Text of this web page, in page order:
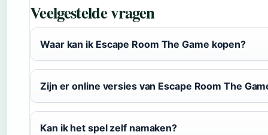
Veelgestelde vragen
Waar kan ik Escape Room The Game kopen?
Zijn er online versies van Escape Room The
Kan ik het spel zelf namaken?